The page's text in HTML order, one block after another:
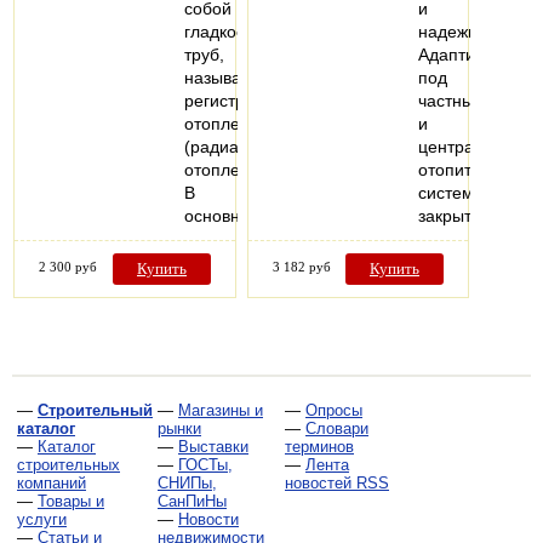
собой
гладкостенных
труб,
называется
регистром
отопления
(радиатор
отопления).
В
основном…
2 300 руб Купить
и
надежности.
Адаптирован
под
частные
и
отопительные
системы
закрытого…
3 182 руб Купить
— Строительный
каталог
— Каталог
строительных
компаний
— Товары и
услуги
— Статьи и
— Магазины и
рынки
— Выставки
— ГОСТы,
СНИПы,
СанПиНы
— Новости
недвижимости
— Опросы
— Словари
терминов
— Лента
новостей RSS